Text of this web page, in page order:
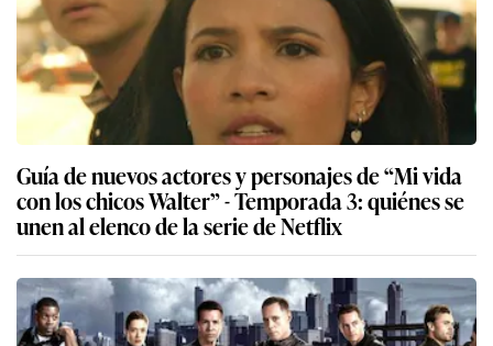
Guía de nuevos actores y personajes de “Mi vida
con los chicos Walter” - Temporada 3: quiénes se
unen al elenco de la serie de Netflix